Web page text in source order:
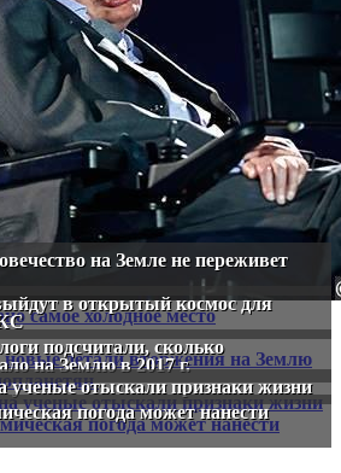
на Земле не переживет
в открытый космос для
подсчитали, сколько
на Землю в 2017 г.
ученые отыскали признаки жизни
погода может нанести